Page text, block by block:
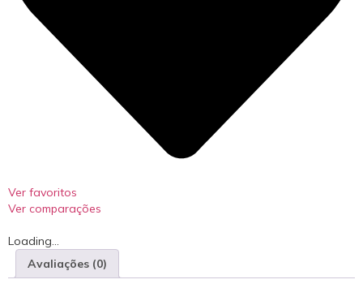
Ver favoritos
Ver comparações
Loading...
Avaliações (0)